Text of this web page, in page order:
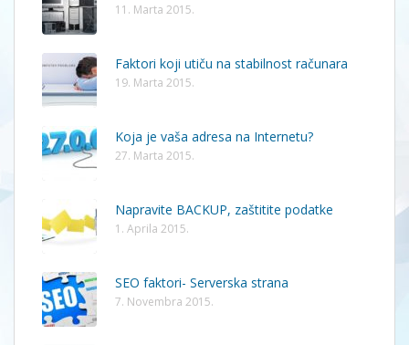
11. Marta 2015.
Faktori koji utiču na stabilnost računara
19. Marta 2015.
Koja je vaša adresa na Internetu?
27. Marta 2015.
Napravite BACKUP, zaštitite podatke
1. Aprila 2015.
SEO faktori- Serverska strana
7. Novembra 2015.